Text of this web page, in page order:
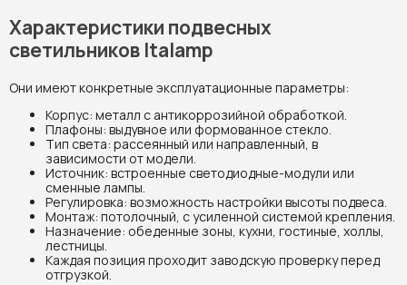
Характеристики подвесных
светильников Italamp
Они имеют конкретные эксплуатационные параметры:
Корпус: металл с антикоррозийной обработкой.
Плафоны: выдувное или формованное стекло.
Тип света: рассеянный или направленный, в
зависимости от модели.
Источник: встроенные светодиодные-модули или
сменные лампы.
Регулировка: возможность настройки высоты подвеса.
Монтаж: потолочный, с усиленной системой крепления.
Назначение: обеденные зоны, кухни, гостиные, холлы,
лестницы.
Каждая позиция проходит заводскую проверку перед
отгрузкой.